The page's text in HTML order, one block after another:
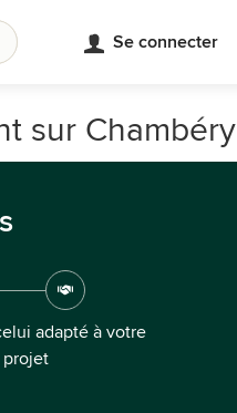
Se connecter
sur Chambéry
adapté à votre
projet